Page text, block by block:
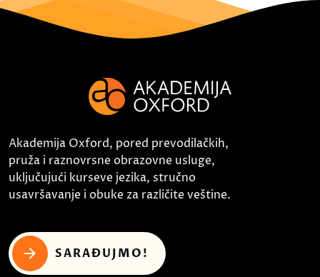
Akademija Oxford, pored prevodilačkih,
pruža i raznovrsne obrazovne usluge,
uključujući kurseve jezika, stručno
usavršavanje i obuke za različite veštine.
SARAĐUJMO!